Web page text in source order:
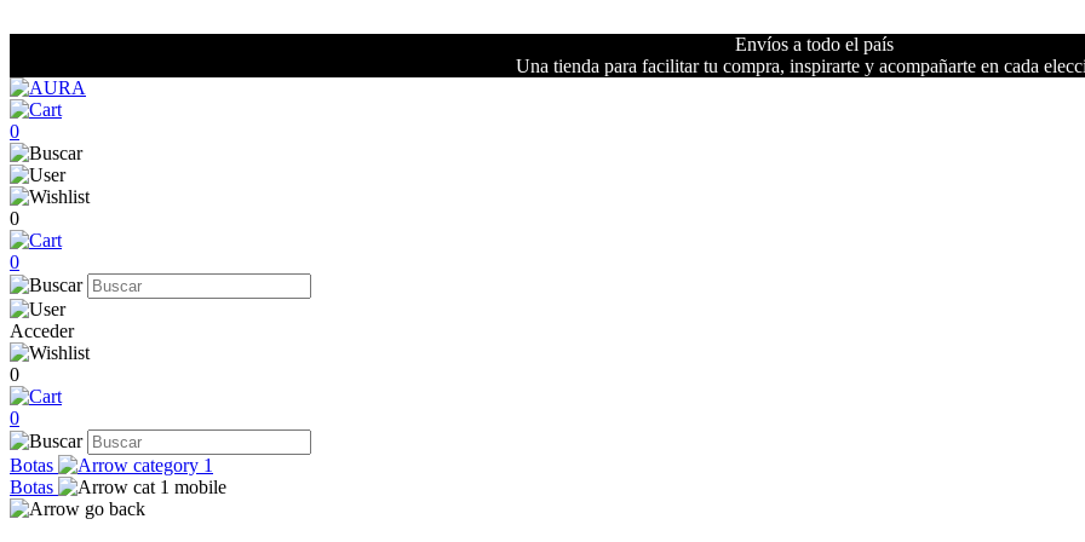
Envíos a todo el país
Una tienda para facilitar tu compra, inspirarte y acompañarte en cada
0
0
0
Acceder
0
0
Botas
Botas